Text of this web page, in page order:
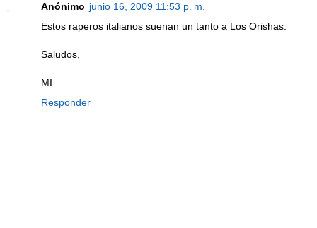
Anónimo junio 16, 2009 11:53 p. m.
Estos raperos italianos suenan un tanto a Los Orishas.
Saludos,
MI
Responder